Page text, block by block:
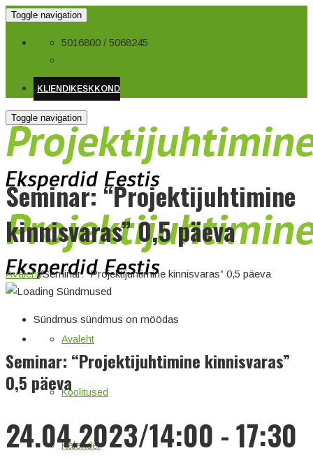
Toggle navigation
5016800 / 5068245
KLIENDIKESKKOND
Toggle navigation
Avaleht
Koolitused
Kalender
Seminar: “Projektijuhtimine
kinnisvaras” 0,5 päeva
Avaleht/Seminar: “Projektijuhtimine kinnisvaras” 0,5 päeva
Sündmus sündmus on möödas
Seminar: “Projektijuhtimine kinnisvaras”
0,5 päeva
24.04.2023/14:00 -17:30